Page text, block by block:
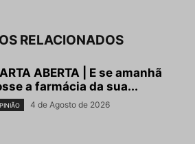
RELACIONADOS
ABERTA | E se amanhã
a farmácia da sua...
4 de Agosto de 2026